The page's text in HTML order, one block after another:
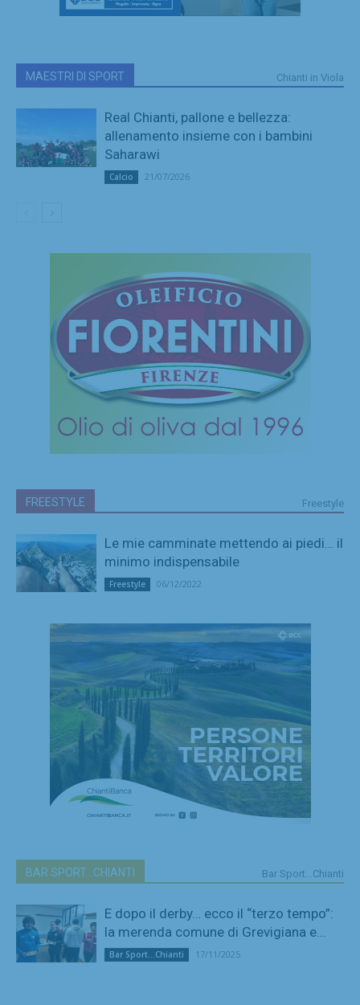
MAESTRI DI SPORT Chianti in Viola
Real Chianti, pallone e bellezza:
allenamento insieme con i bambini
Saharawi
Calcio 21/07/2026
FREESTYLE Freestyle
Le mie camminate mettendo ai piedi… il
minimo indispensabile
Freestyle 06/12/2022
BAR SPORT...CHIANTI Bar Sport...Chianti
E dopo il derby… ecco il “terzo tempo”:
la merenda comune di Grevigiana e...
Bar Sport...Chianti 17/11/2025